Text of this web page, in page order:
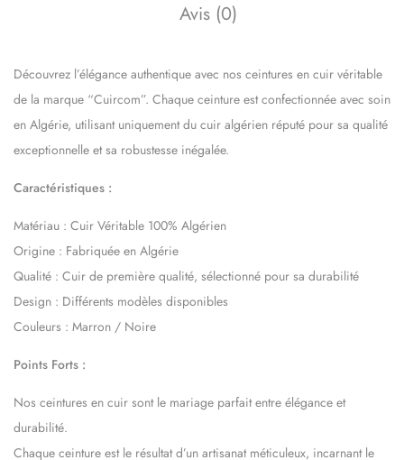
Avis (0)
Découvrez l’élégance authentique avec nos ceintures en cuir véritable
de la marque “Cuircom”. Chaque ceinture est confectionnée avec soin
en Algérie, utilisant uniquement du cuir algérien réputé pour sa qualité
exceptionnelle et sa robustesse inégalée.
Caractéristiques :
Matériau : Cuir Véritable 100% Algérien
Origine : Fabriquée en Algérie
Qualité : Cuir de première qualité, sélectionné pour sa durabilité
Design : Différents modèles disponibles
Couleurs : Marron / Noire
Points Forts :
Nos ceintures en cuir sont le mariage parfait entre élégance et
durabilité.
Chaque ceinture est le résultat d’un artisanat méticuleux, incarnant le